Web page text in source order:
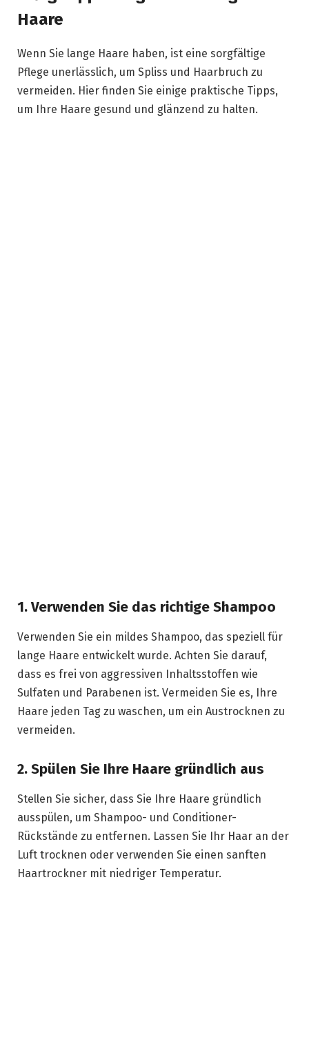
Haare
Wenn Sie lange Haare haben, ist eine sorgfältige
Pflege unerlässlich, um Spliss und Haarbruch zu
vermeiden. Hier finden Sie einige praktische Tipps,
um Ihre Haare gesund und glänzend zu halten.
1. Verwenden Sie das richtige Shampoo
Verwenden Sie ein mildes Shampoo, das speziell für
lange Haare entwickelt wurde. Achten Sie darauf,
dass es frei von aggressiven Inhaltsstoffen wie
Sulfaten und Parabenen ist. Vermeiden Sie es, Ihre
Haare jeden Tag zu waschen, um ein Austrocknen zu
vermeiden.
2. Spülen Sie Ihre Haare gründlich aus
Stellen Sie sicher, dass Sie Ihre Haare gründlich
ausspülen, um Shampoo- und Conditioner-
Rückstände zu entfernen. Lassen Sie Ihr Haar an der
Luft trocknen oder verwenden Sie einen sanften
Haartrockner mit niedriger Temperatur.